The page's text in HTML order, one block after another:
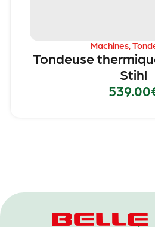
Machines
Tondeuse
Stihl
539.00